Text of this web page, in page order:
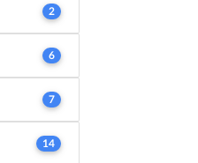
2
6
7
14